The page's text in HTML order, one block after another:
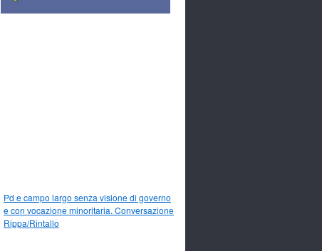
Pd e campo largo senza visione di governo
e con vocazione minoritaria. Conversazione
Rippa/Rintallo